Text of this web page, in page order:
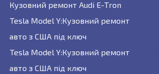
Кузовний ремонт Audi E-Tron
Tesla Model Y:Кузовний ремонт
авто з США під ключ
Tesla Model Y:Кузовний ремонт
авто з США під ключ